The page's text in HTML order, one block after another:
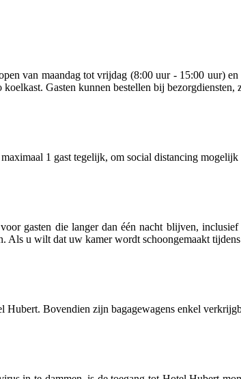
van maandag tot vrijdag (8:00 uur - 15:00 uur)
Gasten kunnen bestellen bij
1 gast tegelijk, om social distancing
gasten die langer dan één nacht blijven,
Als u wilt dat uw kamer wordt schoongemaakt
Hubert. Bovendien zijn bagagewagens enkel